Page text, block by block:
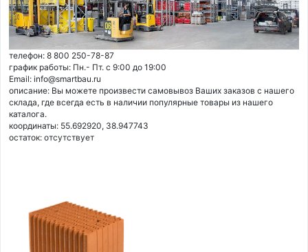
телефон: 8 800 250-78-87
график работы: Пн.- Пт. с 9:00 до 19:00
Email: info@smartbau.ru
описание: Вы можете произвести самовывоз Ваших заказов с нашего
склада, где всегда есть в наличии популярные товары из нашего
каталога.
координаты: 55.692920, 38.947743
остаток: отсутствует